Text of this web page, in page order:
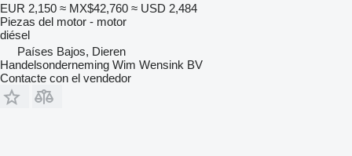
EUR 2,150 ≈ MX$42,760 ≈ USD 2,484
Piezas del motor - motor
diésel
Países Bajos, Dieren
Handelsonderneming Wim Wensink BV
Contacte con el vendedor